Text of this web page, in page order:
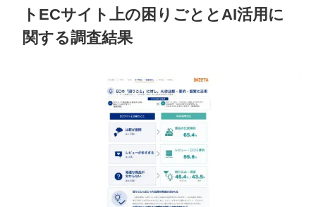
トECサイト上の困りごととAI活用に
関する調査結果